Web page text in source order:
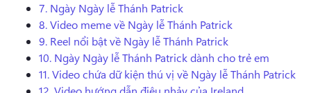
7. Ngày Ngày lễ Thánh Patrick
8.Video meme về Ngày lễ Thánh Patrick
9. Reel nổi bật về Ngày lễ Thánh Patrick
10. Ngày Ngày lễ Thánh Patrick dành cho trẻ em
11.Video chứa dữ kiện thú vị về Ngày lễ Thánh Patrick